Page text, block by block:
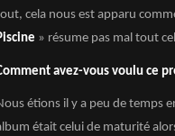
cela nous est apparu
» résume pas mal tout
avez-vous voulu ce
étions il y a peu de temps
était celui de maturité